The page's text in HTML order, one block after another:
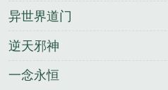
异世界道门
逆天邪神
一念永恒